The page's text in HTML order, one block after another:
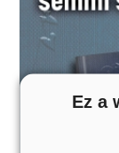
Ez a